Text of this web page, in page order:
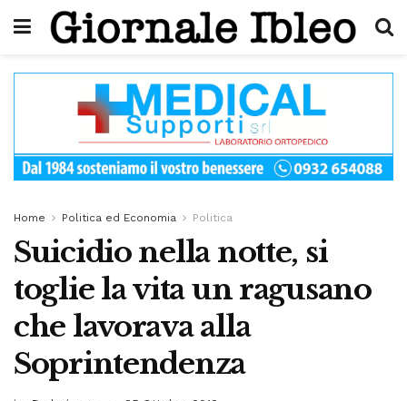
Home Politica ed Economia Politica
Suicidio nella notte, si
toglie la vita un ragusano
che lavorava alla
Soprintendenza